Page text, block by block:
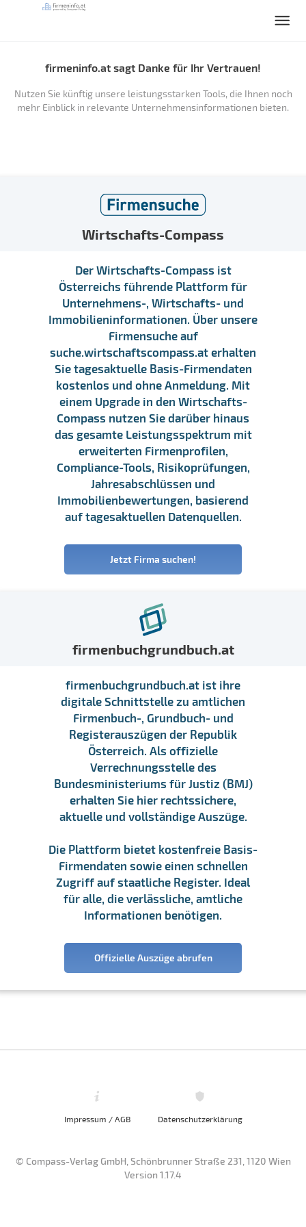
firmeninfo.at sagt Danke für Ihr Vertrauen!
Nutzen Sie künftig unsere leistungsstarken Tools, die Ihnen noch
mehr Einblick in relevante Unternehmensinformationen bieten.
Wirtschafts-Compass
Der Wirtschafts-Compass ist
Österreichs führende Plattform für
Unternehmens-, Wirtschafts- und
Immobilieninformationen. Über unsere
Firmensuche auf
suche.wirtschaftscompass.at erhalten
Sie tagesaktuelle Basis-Firmendaten
kostenlos und ohne Anmeldung. Mit
einem Upgrade in den Wirtschafts-
Compass nutzen Sie darüber hinaus
das gesamte Leistungsspektrum mit
erweiterten Firmenprofilen,
Compliance-Tools, Risikoprüfungen,
Jahresabschlüssen und
Immobilienbewertungen, basierend
auf tagesaktuellen Datenquellen.
Jetzt Firma suchen!
firmenbuchgrundbuch.at
firmenbuchgrundbuch.at ist ihre
digitale Schnittstelle zu amtlichen
Firmenbuch-, Grundbuch- und
Registerauszügen der Republik
Österreich. Als offizielle
Verrechnungsstelle des
Bundesministeriums für Justiz (BMJ)
erhalten Sie hier rechtssichere,
aktuelle und vollständige Auszüge.
Die Plattform bietet kostenfreie Basis-
Firmendaten sowie einen schnellen
Zugriff auf staatliche Register. Ideal
für alle, die verlässliche, amtliche
Informationen benötigen.
Offizielle Auszüge abrufen
Impressum / AGB Datenschutzerklärung
© Compass-Verlag GmbH, Schönbrunner Straße 231, 1120 Wien
Version 1.17.4